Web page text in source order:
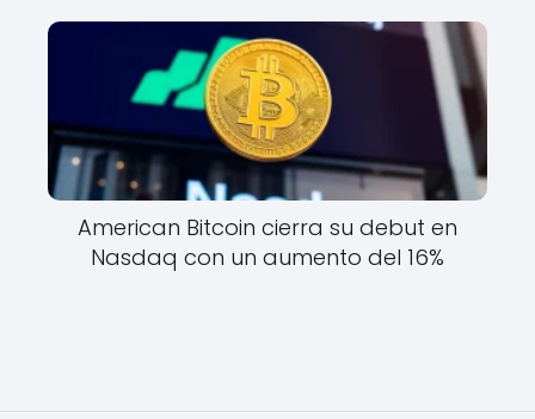
American Bitcoin cierra su debut en
Nasdaq con un aumento del 16%